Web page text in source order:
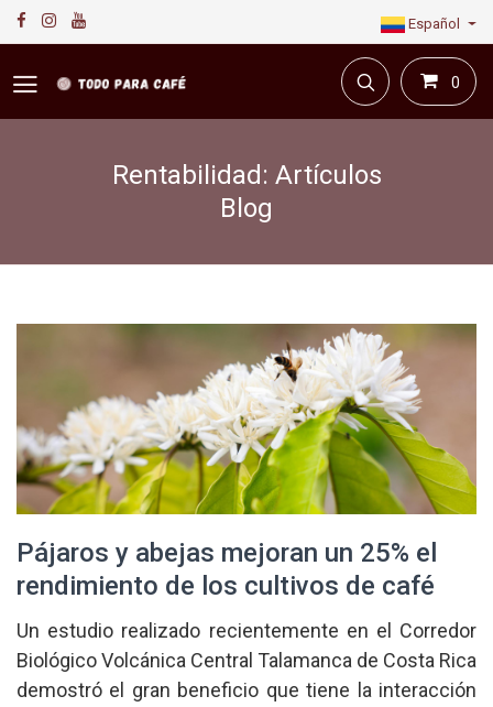
Español
0
Rentabilidad: Artículos
Blog
Pájaros y abejas mejoran un 25% el
rendimiento de los cultivos de café
Un estudio realizado recientemente en el Corredor
Biológico Volcánica Central Talamanca de Costa Rica
demostró el gran beneficio que tiene la interacción